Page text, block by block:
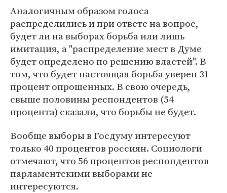
Аналогичным образом голоса
распределились и при ответе на вопрос,
будет ли на выборах борьба или лишь
имитация, а "распределение мест в Думе
будет определено по решению властей". В
том, что будет настоящая борьба уверен 31
процент опрошенных. В свою очередь,
свыше половины респондентов (54
процента) сказали, что борьбы не будет.
Вообще выборы в Госдуму интересуют
только 40 процентов россиян. Социологи
отмечают, что 56 процентов респондентов
парламентскими выборами не
интересуются.